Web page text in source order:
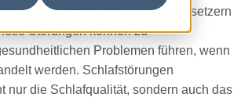
Schlaflosigkeit bis hin zu Atemaussetzern
Störungen können zu
Problemen führen, wenn
werden. Schlafstörungen
nur die Schlafqualität, sondern auch das